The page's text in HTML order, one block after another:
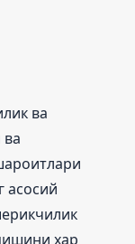
ва
асосий
хар